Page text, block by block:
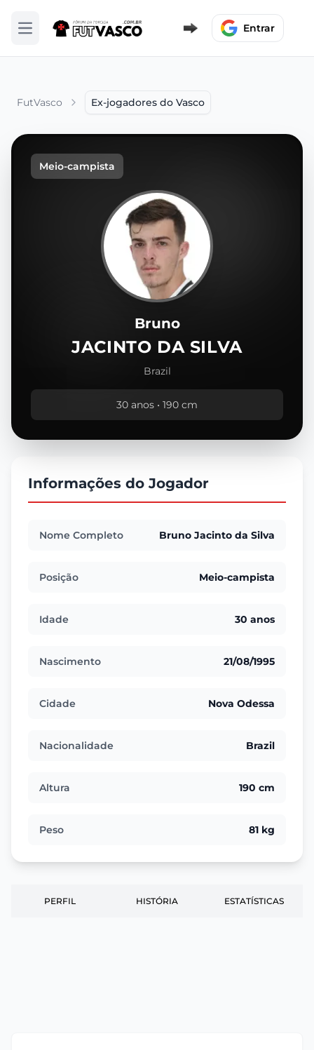
Abrir menu Entrar
FutVasco Ex-jogadores do Vasco
Meio-campista
Bruno
JACINTO DA SILVA
Brazil
30 anos • 190 cm
Informações do Jogador
Nome Completo Bruno Jacinto da Silva
Posição Meio-campista
Idade 30 anos
Nascimento 21/08/1995
Cidade Nova Odessa
Nacionalidade Brazil
Altura 190 cm
Peso 81 kg
PERFIL HISTÓRIA ESTATÍSTICAS